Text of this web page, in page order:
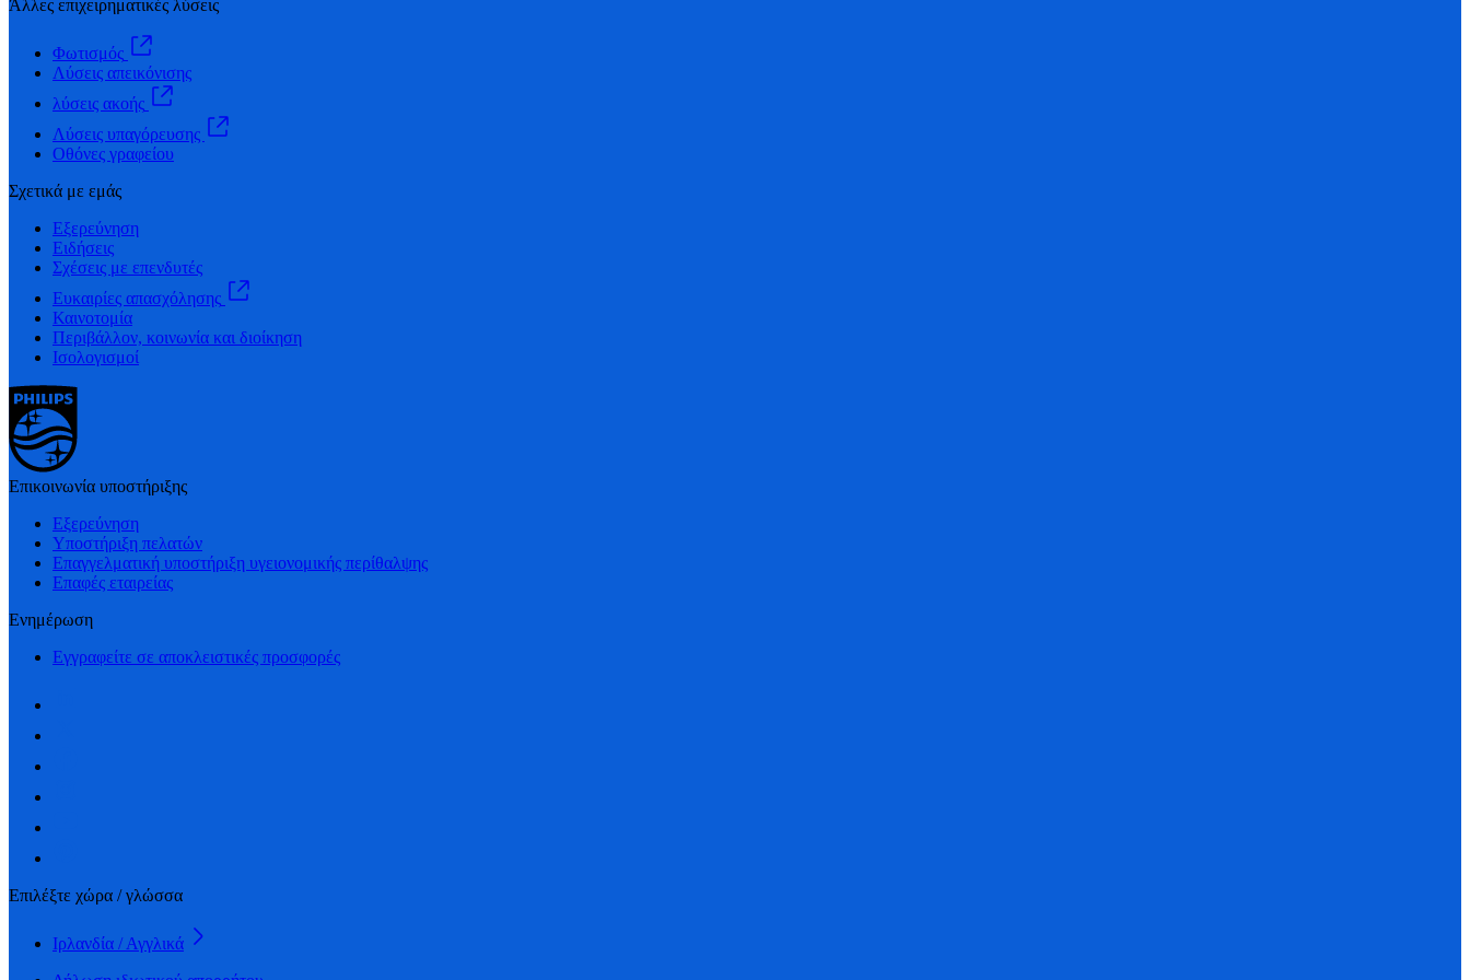
Άλλες επιχειρηματικές λύσεις
Φωτισμός
Λύσεις απεικόνισης
λύσεις ακοής
Λύσεις υπαγόρευσης
Οθόνες γραφείου
Σχετικά με εμάς
Εξερεύνηση
Ειδήσεις
Σχέσεις με επενδυτές
Ευκαιρίες απασχόλησης
Καινοτομία
Περιβάλλον, κοινωνία και διοίκηση
Ισολογισμοί
Επικοινωνία υποστήριξης
Εξερεύνηση
Υποστήριξη πελατών
Επαγγελματική υποστήριξη υγειονομικής περίθαλψης
Επαφές εταιρείας
Ενημέρωση
Εγγραφείτε σε αποκλειστικές προσφορές
Επιλέξτε χώρα / γλώσσα
Ιρλανδία / Αγγλικά